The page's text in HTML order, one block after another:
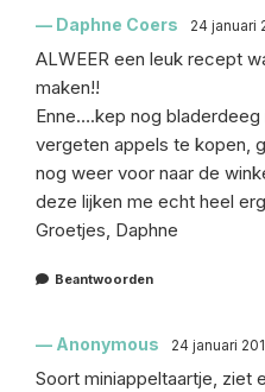
Daphne Coers 24 januari
ALWEER een leuk recept
maken!!
Enne….kep nog bladerdeeg
vergeten appels te kopen,
nog weer voor naar de
deze lijken me echt heel
Groetjes, Daphne
Beantwoorden
Anonymous 24 januari
Soort miniappeltaartje, ziet